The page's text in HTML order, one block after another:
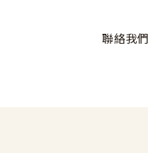
聯絡我們